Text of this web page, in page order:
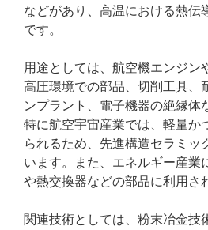
などがあり、高温における熱伝
です。
用途としては、航空機エンジン
高圧環境での部品、切削工具、
ンプラント、電子機器の絶縁体
特に航空宇宙産業では、軽量か
られるため、先進構造セラミッ
います。また、エネルギー産業
や熱交換器などの部品に利用さ
関連技術としては、粉末冶金技